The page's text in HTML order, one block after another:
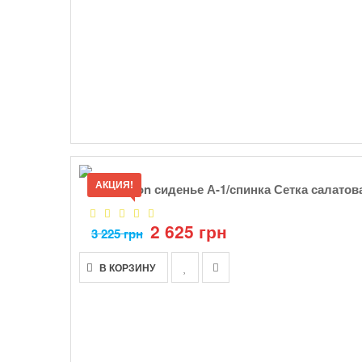
АКЦИЯ!
Кресло lon сиденье А-1/спинка Сетка
3 225 грн 2 625 грн
В КОРЗИНУ